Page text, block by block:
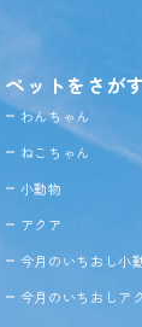
ペットをさが
わんちゃん
ねこちゃん
小動物
アクア
今月のいちおし小
今月のいちおしア